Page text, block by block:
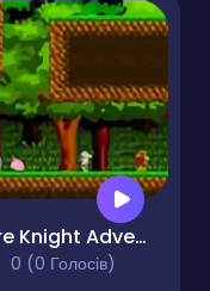
Fire Knight Adventure
0 (0 Голосів)